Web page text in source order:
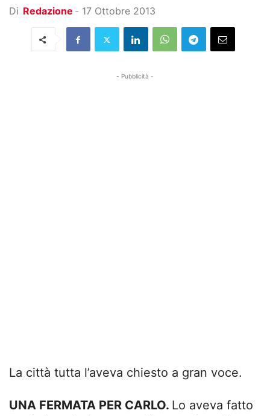
Di Redazione - 17 Ottobre 2013
- Pubblicità -
La città tutta l’aveva chiesto a gran voce.
UNA FERMATA PER CARLO. Lo aveva fatto